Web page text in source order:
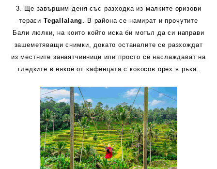
3. Ще завършим деня със разходка из малките оризови
тераси Tegallalang. В района се намират и прочутите
Бали люлки, на които който иска би могъл да си направи
зашеметяващи снимки, докато останалите се разхождат
из местните занаятчииници или просто се наслаждават на
гледките в някое от кафенцата с кокосов орех в ръка.